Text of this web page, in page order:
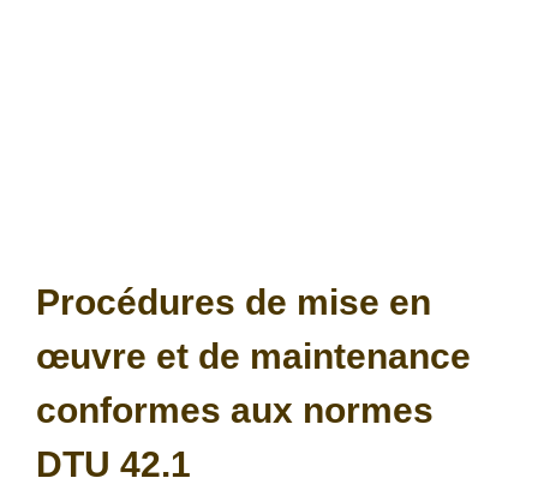
Procédures de mise en
œuvre et de maintenance
conformes aux normes
DTU 42.1